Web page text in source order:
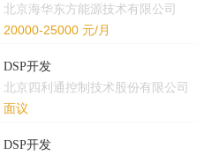
北京海华东方能源技术有限公司
20000-25000 元/月
DSP开发
北京四利通控制技术股份有限公司
面议
DSP开发